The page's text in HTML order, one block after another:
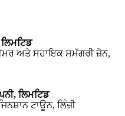
ਅਤੇ ਸਹਾਇਕ ਸਮੱਗਰੀ ਜ਼ੋਨ,
ਲਿਮਟਿਡ
ਟਾਊਨ, ਲਿੰਜ਼ੀ